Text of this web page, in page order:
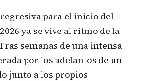
para el inicio del
ya se vive al ritmo de la
semanas de una intensa
por los adelantos de un
junto a los propios